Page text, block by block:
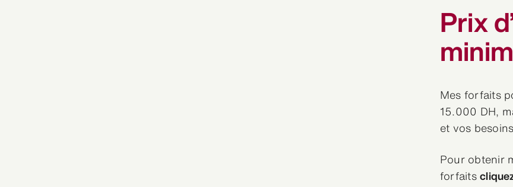
Prix
Mes forfaits
15.000 DH,
et vos
Pour obtenir
forfaits